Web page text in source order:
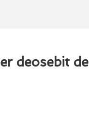
deosebit de